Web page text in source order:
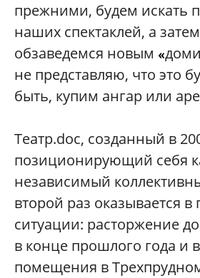
прежними, будем искать
наших спектаклей, а
обзаведемся новым «
не представляю, что это
быть, купим ангар или
Театр.doc, созданный в
позиционирующий себя
независимый
второй раз оказывается
ситуации: расторжение
в конце прошлого года и
помещения в